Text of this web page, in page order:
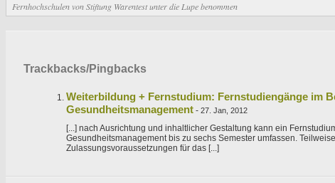
Fernhochschulen von Stiftung Warentest unter die Lupe benommen
Trackbacks/Pingbacks
Weiterbildung + Fernstudium: Fernstudiengänge im
Gesundheitsmanagement - 27. Jan, 2012
[...] nach Ausrichtung und inhaltlicher Gestaltung kann ein
Gesundheitsmanagement bis zu sechs Semester umfassen.
Zulassungsvoraussetzungen für das [...]